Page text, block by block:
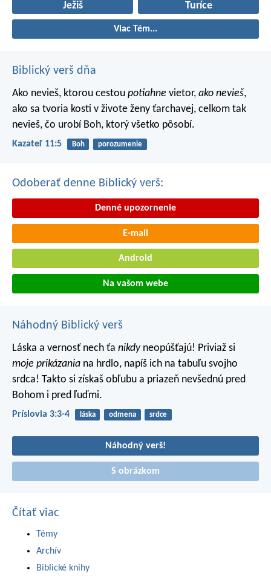
Ježiš Turíce
Viac Tém...
Biblický verš dňa
Ako nevieš, ktorou cestou potiahne vietor, ako nevieš,
ako sa tvoria kosti v živote ženy ťarchavej, celkom tak
nevieš, čo urobí Boh, ktorý všetko pôsobí.
Kazateľ 11:5 Boh porozumenie
Odoberať denne Biblický verš:
Denné upozornenie
E-mail
Android
Na vašom webe
Náhodný Biblický verš
Láska a vernosť nech ťa nikdyneopúšťajú! Priviaž si
moje prikázania na hrdlo, napíš ich na tabuľu svojho
srdca! Takto si získaš obľubu a priazeň nevšednú pred
Bohom i pred ľuďmi.
Príslovia 3:3-4 láska odmena srdce
Náhodný verš!
S obrázkom
Čítať viac
Témy
Archív
Biblické knihy